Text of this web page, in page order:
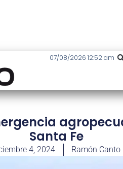
07/08/2026 12:52 am
Santa Fe
4, 2024 Ramón Canto